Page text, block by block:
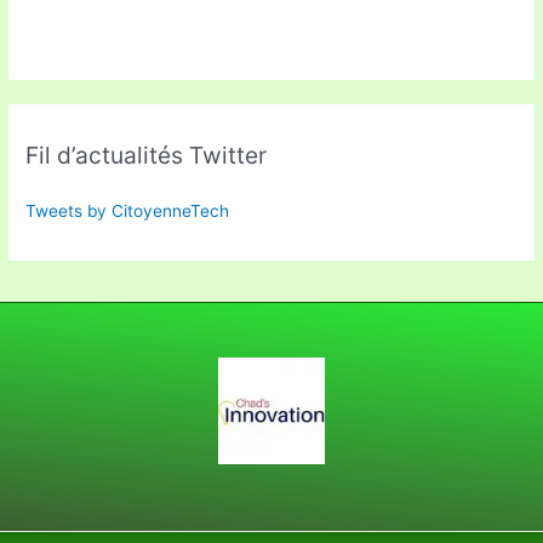
Fil d’actualités Twitter
Tweets by CitoyenneTech